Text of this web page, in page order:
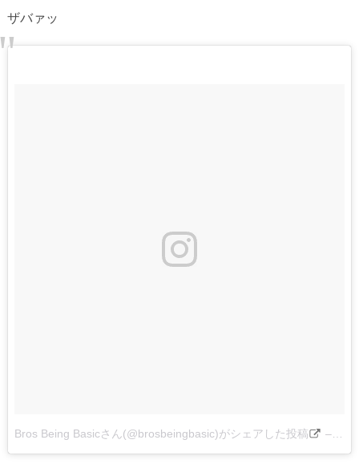
ザバァッ
Bros Being Basicさん(@brosbeingbasic)がシェアした投稿 –